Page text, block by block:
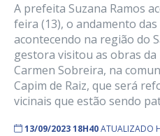
A prefeita Suzana Ramos
feira (13), o andamento
acontecendo na região do
gestora visitou as obras da
Carmen Sobreira, na
Capim de Raiz, que será
vicinais que estão sendo
13/09/2023 18H40ATUALIZADO